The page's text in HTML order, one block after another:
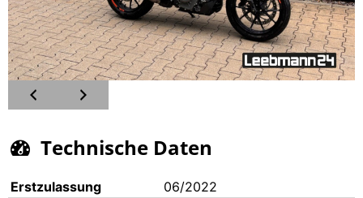
Tech­ni­sche Daten
Erst­zu­las­sung
06/2022